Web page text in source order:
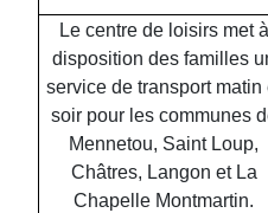
Le centre de loisirs met à
disposition des familles
service de transport matin
soir pour les communes
Mennetou, Saint Loup,
Châtres, Langon et La
Chapelle Montmartin.